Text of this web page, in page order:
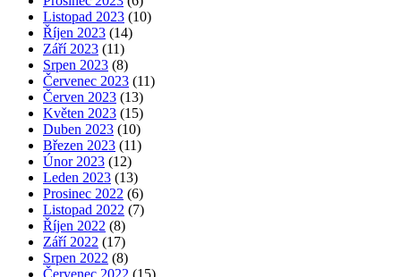
Listopad 2023 (10)
Říjen 2023 (14)
Září 2023 (11)
Srpen 2023 (8)
Červenec 2023 (11)
Červen 2023 (13)
Květen 2023 (15)
Duben 2023 (10)
Březen 2023 (11)
Únor 2023 (12)
Leden 2023 (13)
Prosinec 2022 (6)
Listopad 2022 (7)
Říjen 2022 (8)
Září 2022 (17)
Srpen 2022 (8)